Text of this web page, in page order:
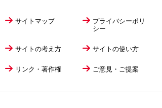
サイトマップ
プライバシーポリ
シー
サイトの考え方 サイトの使い方
リンク・著作権 ご意見・ご提案